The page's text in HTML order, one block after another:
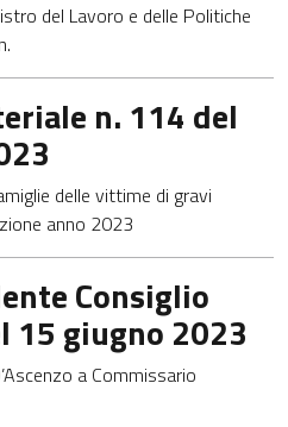
del Lavoro e delle Politiche
n. 114 del
delle vittime di gravi
anno 2023
Consiglio
giugno 2023
a Commissario